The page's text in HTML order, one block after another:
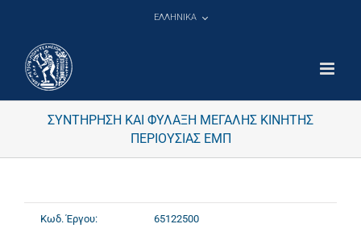
ΕΛΛΗΝΙΚΑ
ΣΥΝΤΗΡΗΣΗ ΚΑΙ ΦΥΛΑΞΗ ΜΕΓΑΛΗΣ ΚΙΝΗΤΗΣ
ΠΕΡΙΟΥΣΙΑΣ ΕΜΠ
Κωδ. Έργου: 65122500